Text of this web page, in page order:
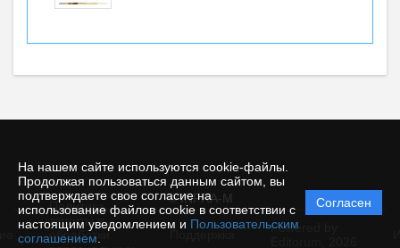
На нашем сайте используются cookie-файлы.
Продолжая пользоваться данным сайтом, вы
подтверждаете свое согласие на
использование файлов cookie в соответствии с
настоящим уведомлением и Пользовательским
соглашением
Согласен
© INFRA-M
Политика
защиты и
обработки
Powered by